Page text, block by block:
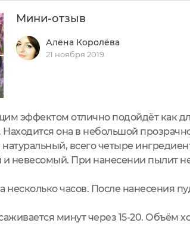
Мини-отзыв
Алёна Королёва
21 ноября 2019
эффектом отлично подойдёт как
она в небольшой
всего четыре
невесомый. При нанесении пылит
несколько часов. После нанесения
минут через 15-20. Объём